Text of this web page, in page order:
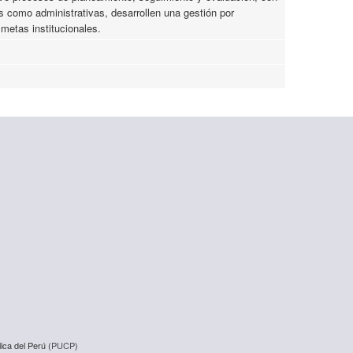
administrativas, desarrollen una gestión por
institucionales.
del Perú (PUCP)